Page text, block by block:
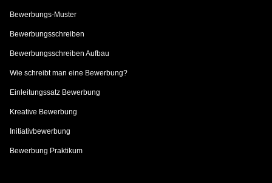
Bewerbungs-Muster
Bewerbungsschreiben
Bewerbungsschreiben Aufbau
Wie schreibt man eine Bewerbung?
Einleitungssatz Bewerbung
Kreative Bewerbung
Initiativbewerbung
Bewerbung Praktikum